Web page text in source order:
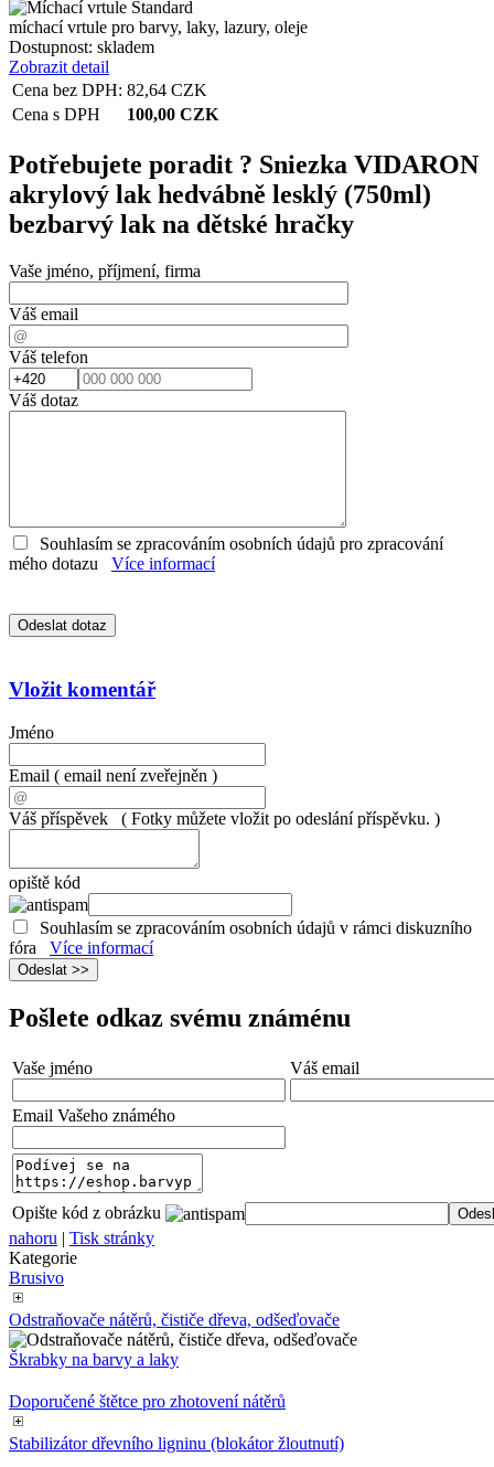
míchací vrtule pro barvy, laky, lazury, oleje
Dostupnost: skladem
Zobrazit detail
Cena bez DPH: 82,64 CZK
Cena s DPH
100,00 CZK
Potřebujete poradit ? Sniezka VIDARON
akrylový lak hedvábně lesklý (750ml)
bezbarvý lak na dětské hračky
Vaše jméno, příjmení, firma
Váš email
Váš telefon
Váš dotaz
Souhlasím se zpracováním osobních údajů pro zpracování
mého dotazu
Více informací
Vložit komentář
Jméno
Email ( email není zveřejněn )
Váš příspěvek ( Fotky můžete vložit po odeslání příspěvku. )
opiště kód
Souhlasím se zpracováním osobních údajů v rámci diskuzního
fóra
Více informací
Pošlete odkaz svému známénu
Vaše jméno Váš email
Email Vašeho známého
Opište kód z obrázku
nahoru | Tisk stránky
Kategorie
Brusivo
Odstraňovače nátěrů, čističe dřeva, odšeďovače
Škrabky na barvy a laky
Doporučené štětce pro zhotovení nátěrů
Stabilizátor dřevního ligninu (blokátor žloutnutí)